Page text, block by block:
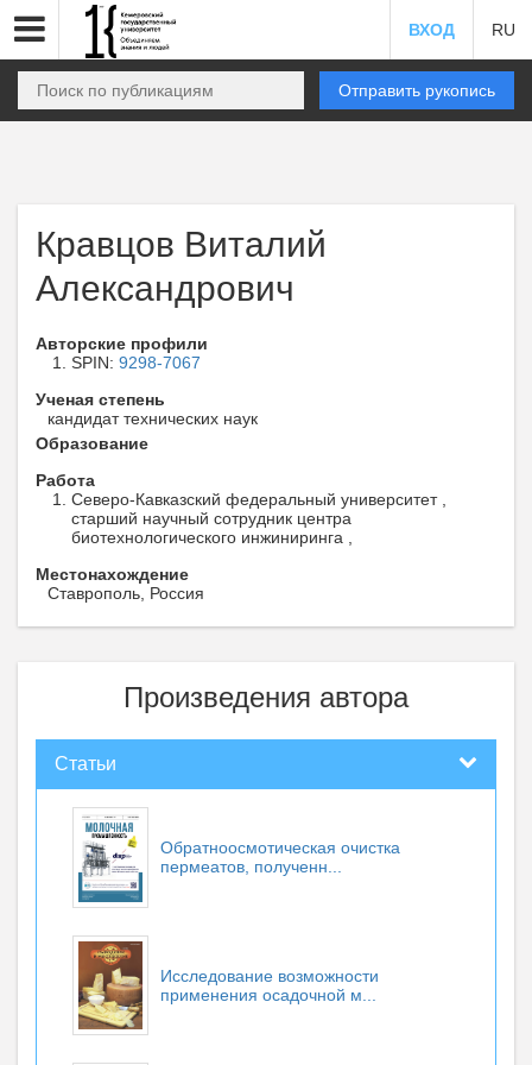
ВХОД RU
Отправить рукопись
Кравцов Виталий
Александрович
Авторские профили
SPIN: 9298-7067
Ученая степень
кандидат технических наук
Образование
Работа
Северо-Кавказский федеральный университет ,
старший научный сотрудник центра
биотехнологического инжиниринга ,
Местонахождение
Ставрополь, Россия
Произведения автора
Статьи
Обратноосмотическая очистка
пермеатов, полученн...
Исследование возможности
применения осадочной м...